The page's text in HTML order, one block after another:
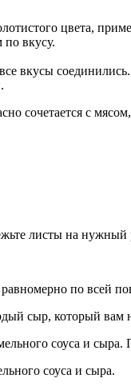
цвета,
по вкусу.
вкусы соединились.
сочетается с
листы на
равномерно по всей
сыр, который вам
соуса и
соуса и сыра.